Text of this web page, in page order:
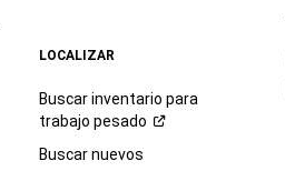
LOCALIZAR
Buscar inventario para
trabajo pesado
Buscar nuevos